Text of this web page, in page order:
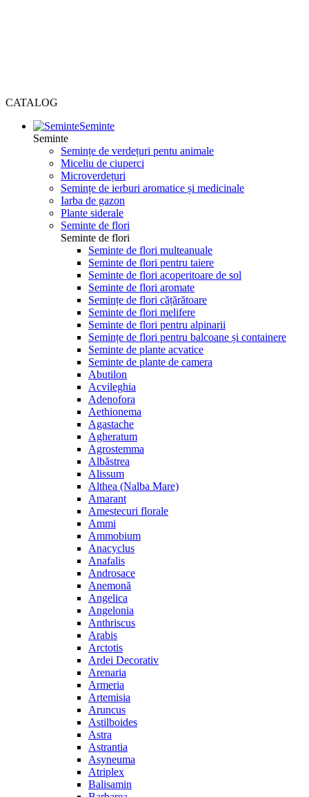
CATALOG
Seminte
Seminte
Semințe de verdețuri pentu animale
Miceliu de ciuperci
Microverdețuri
Semințe de ierburi aromatice și medicinale
Iarba de gazon
Plante siderale
Seminte de flori
Seminte de flori
Seminte de flori multeanuale
Seminte de flori pentru taiere
Seminte de flori acoperitoare de sol
Seminte de flori aromate
Semințe de flori cățărătoare
Seminte de flori melifere
Seminte de flori pentru alpinarii
Semințe de flori pentru balcoane și containere
Seminte de plante acvatice
Seminte de plante de camera
Abutilon
Acvileghia
Adenofora
Aethionema
Agastache
Agheratum
Agrostemma
Albăstrea
Alissum
Althea (Nalba Mare)
Amarant
Amestecuri florale
Ammi
Ammobium
Anacyclus
Anafalis
Androsace
Anemonă
Angelica
Angelonia
Anthriscus
Arabis
Arctotis
Ardei Decorativ
Arenaria
Armeria
Artemisia
Aruncus
Astilboides
Astra
Astrantia
Asyneuma
Atriplex
Balisamin